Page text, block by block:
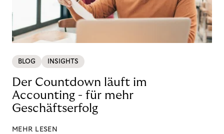
BLOG INSIGHTS
Der Countdown läuft im
Accounting - für mehr
Geschäftserfolg
MEHR LESEN